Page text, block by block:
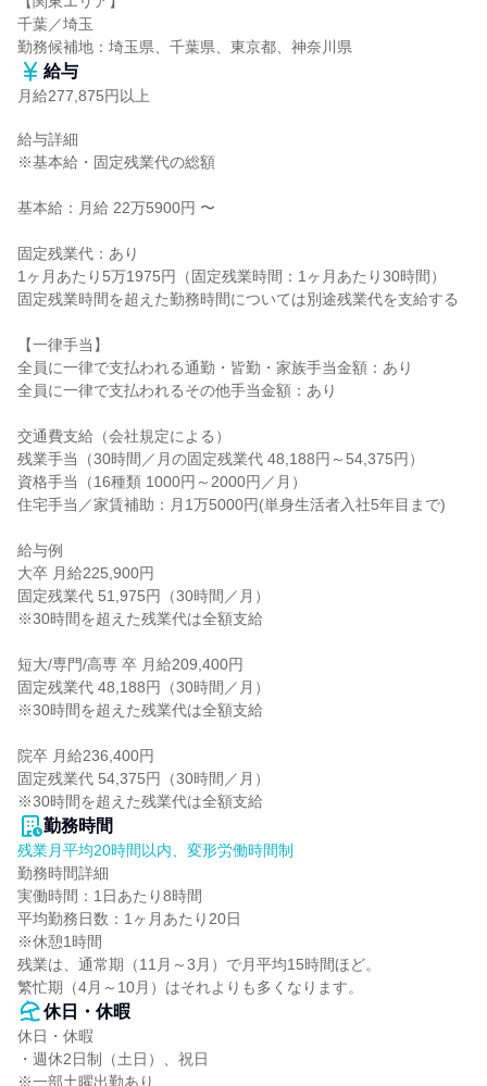
千葉／埼玉
勤務候補地：埼玉県、千葉県、東京都、神奈川県
給与
月給277,875円以上
給与詳細
※基本給・固定残業代の総額
基本給：月給 22万5900円 〜
固定残業代：あり
1ヶ月あたり5万1975円（固定残業時間：1ヶ月あたり30時間）
固定残業時間を超えた勤務時間については別途残業代を支給する
【一律手当】
全員に一律で支払われる通勤・皆勤・家族手当金額：あり
全員に一律で支払われるその他手当金額：あり
交通費支給（会社規定による）
残業手当（30時間／月の固定残業代 48,188円～54,375円）
資格手当（16種類 1000円～2000円／月）
住宅手当／家賃補助：月1万5000円(単身生活者入社5年目まで)
給与例
大卒 月給225,900円
固定残業代 51,975円（30時間／月）
※30時間を超えた残業代は全額支給
短大/専門/高専 卒 月給209,400円
固定残業代 48,188円（30時間／月）
※30時間を超えた残業代は全額支給
院卒 月給236,400円
固定残業代 54,375円（30時間／月）
※30時間を超えた残業代は全額支給
勤務時間
残業月平均20時間以内、変形労働時間制
勤務時間詳細
実働時間：1日あたり8時間
平均勤務日数：1ヶ月あたり20日
※休憩1時間
残業は、通常期（11月～3月）で月平均15時間ほど。
繁忙期（4月～10月）はそれよりも多くなります。
休日・休暇
休日・休暇
・週休2日制（土日）、祝日
※一部土曜出勤あり